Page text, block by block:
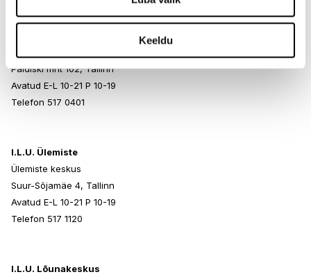
Keeldu
Paldiski mnt 102, Tallinn
Avatud E-L 10-21 P 10-19
Telefon 517 0401
I.L.U. Ülemiste
Ülemiste keskus
Suur-Sõjamäe 4, Tallinn
Avatud E-L 10-21 P 10-19
Telefon 517 1120
I.L.U. Lõunakeskus